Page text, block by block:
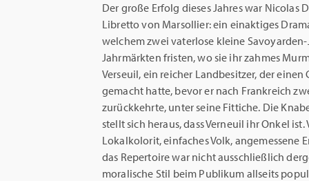
Der große Erfolg dieses Jahres war Nicolas
Libretto von Marsollier: ein einaktiges
welchem zwei vaterlose kleine
Jahrmärkten fristen, wo sie ihr zahmes
Verseuil, ein reicher Landbesitzer, der
gemacht hatte, bevor er nach Frankreich
zurückkehrte, unter seine Fittiche. Die
stellt sich heraus, dass Verneuil ihr Onkel
Lokalkolorit, einfaches Volk, angemessene
das Repertoire war nicht ausschließlich
moralische Stil beim Publikum allseits